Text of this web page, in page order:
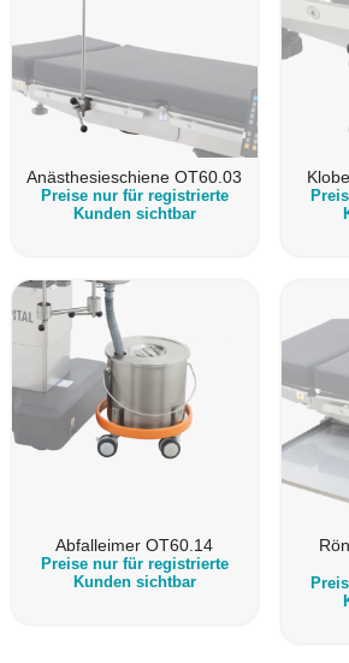
Anästhesieschiene OT60.03
Preise nur für registrierte
Kunden sichtbar
Abfalleimer OT60.14
Preise nur für registrierte
Kunden sichtbar